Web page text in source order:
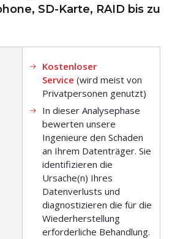
SD-Karte, RAID bis zu
Kostenloser
Service(wird meist von
Privatpersonen genutzt)
In dieser Analysephase
bewerten unsere
Ingenieure den Schaden
an Ihrem Datenträger. Sie
identifizieren die
Ursache(n) Ihres
Datenverlusts und
diagnostizieren die für die
Wiederherstellung
erforderliche Behandlung.